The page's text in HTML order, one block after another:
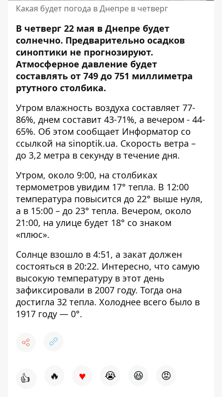
Какая будет погода в Днепре в четверг
В четверг 22 мая в Днепре будет
солнечно. Предварительно осадков
синоптики не прогнозируют.
Атмосферное давление будет
составлять от 749 до 751 миллиметра
ртутного столбика.
Утром влажность воздуха составляет 77-
86%, днем ​​составит 43-71%, а вечером - 44-
65%. Об этом сообщает Информатор со
ссылкой на sinoptik.ua. Скорость ветра –
до 3,2 метра в секунду в течение дня.
Утром, около 9:00, на столбиках
термометров увидим 17° тепла. В 12:00
температура повысится до 22° выше нуля,
а в 15:00 – до 23° тепла. Вечером, около
21:00, на улице будет 18° со знаком
«плюс».
Солнце взошло в 4:51, а закат должен
состояться в 20:22. Интересно, что самую
высокую температуру в этот день
зафиксировали в 2007 году. Тогда она
достигла 32 тепла. Холоднее всего было в
1917 году — 0°.
👍 🔥 ♥ 😭 😆 😡